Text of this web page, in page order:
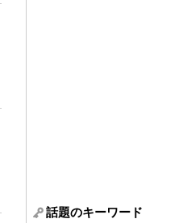
話題のキーワード